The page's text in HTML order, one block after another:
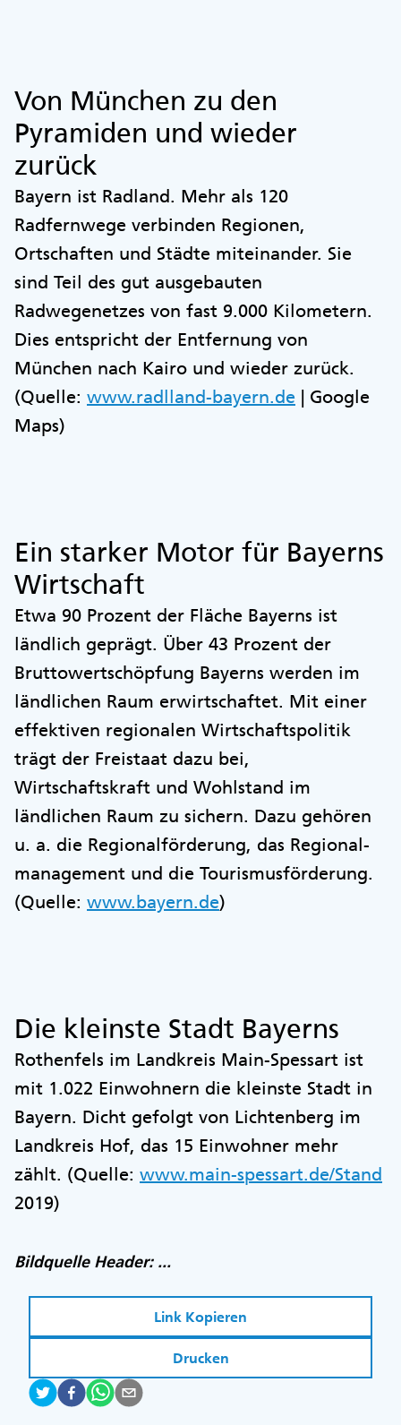
Von München zu den
Pyramiden und wieder
zurück
Bayern ist Radland. Mehr als 120
Radfernwege verbinden Regionen,
Ortschaften und Städte miteinander. Sie
sind Teil des gut ausgebauten
Radwegenetzes von fast 9.000 Kilometern.
Dies entspricht der Entfernung von
München nach Kairo und wieder zurück.
(Quelle: www.radlland-bayern.de | Google
Maps)
Ein starker Motor für Bayerns
Wirtschaft
Etwa 90 Prozent der Fläche Bayerns ist
ländlich geprägt. Über 43 Prozent der
Bruttowertschöpfung Bayerns werden im
ländlichen Raum erwirtschaftet. Mit einer
effektiven regionalen Wirtschaftspolitik
trägt der Freistaat dazu bei,
Wirtschaftskraft und Wohlstand im
ländlichen Raum zu sichern. Dazu gehören
u. a. die Regionalförderung, das Regional-
management und die Tourismusförderung.
(Quelle: www.bayern.de)
Die kleinste Stadt Bayerns
Rothenfels im Landkreis Main-Spessart ist
mit 1.022 Einwohnern die kleinste Stadt in
Bayern. Dicht gefolgt von Lichtenberg im
Landkreis Hof, das 15 Einwohner mehr
zählt. (Quelle: www.main-spessart.de/Stand
2019)
Bildquelle Header: ...
Link Kopieren
Drucken